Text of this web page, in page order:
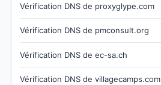
Vérification DNS de proxyglype.com
Vérification DNS de pmconsult.org
Vérification DNS de ec-sa.ch
Vérification DNS de villagecamps.com